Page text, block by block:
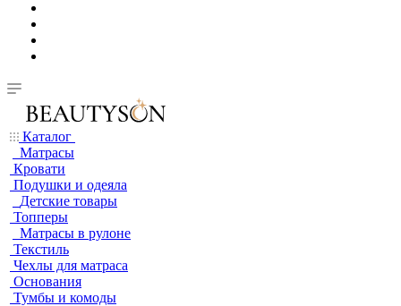
Каталог
Матрасы
Кровати
Подушки и одеяла
Детские товары
Топперы
Матрасы в рулоне
Текстиль
Чехлы для матраса
Основания
Тумбы и комоды